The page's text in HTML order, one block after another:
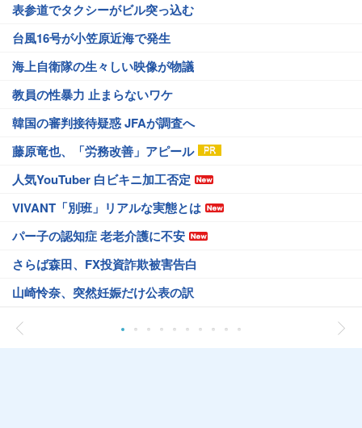
表参道でタクシーがビル突っ込む
台風16号が小笠原近海で発生
海上自衛隊の生々しい映像が物議
教員の性暴力 止まらないワケ
韓国の審判接待疑惑 JFAが調査へ
藤原竜也、「労務改善」アピール
人気YouTuber 白ビキニ加工否定
VIVANT「別班」リアルな実態とは
パー子の認知症 老老介護に不安
さらば森田、FX投資詐欺被害告白
山崎怜奈、突然妊娠だけ公表の訳